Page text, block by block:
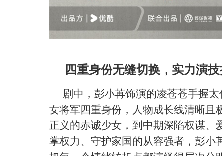
四重身份无缝切换，实力演
剧中，彭小苒饰演的凌苍苍手握
女将军四重身份，人物成长线清晰且
正义的赤诚少女，到中期深陷权谋、
掌权力、守护家国的从容强者，彭小